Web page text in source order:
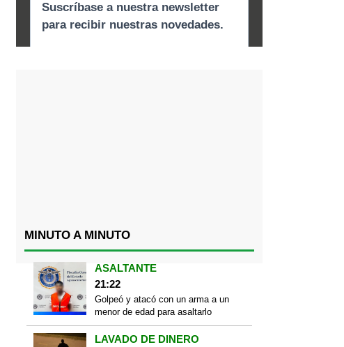
MINUTO A MINUTO
ASALTANTE
21:22
Golpeó y atacó con un arma a un
menor de edad para asaltarlo
LAVADO DE DINERO